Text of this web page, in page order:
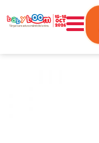
0730.808.038